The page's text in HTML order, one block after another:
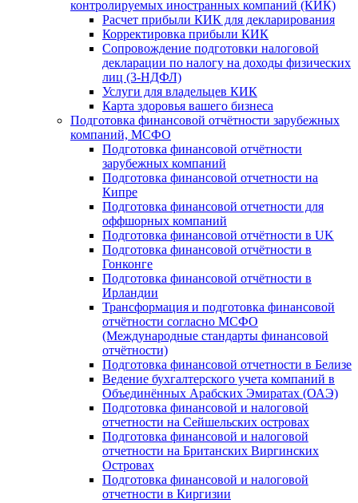
контролируемых иностранных компаний (КИК)
Расчет прибыли КИК для декларирования
Корректировка прибыли КИК
Сопровождение подготовки налоговой
декларации по налогу на доходы физических
лиц (3-НДФЛ)
Услуги для владельцев КИК
Карта здоровья вашего бизнеса
Подготовка финансовой отчётности зарубежных
компаний, МСФО
Подготовка финансовой отчётности
зарубежных компаний
Подготовка финансовой отчетности на
Кипре
Подготовка финансовой отчетности для
оффшорных компаний
Подготовка финансовой отчётности в UK
Подготовка финансовой отчётности в
Гонконге
Подготовка финансовой отчётности в
Ирландии
Трансформация и подготовка финансовой
отчётности согласно МСФО
(Международные стандарты финансовой
отчётности)
Подготовка финансовой отчетности в Белизе
Ведение бухгалтерского учета компаний в
Объединённых Арабских Эмиратах (ОАЭ)
Подготовка финансовой и налоговой
отчетности на Сейшельских островах
Подготовка финансовой и налоговой
отчетности на Британских Виргинских
Островах
Подготовка финансовой и налоговой
отчетности в Киргизии